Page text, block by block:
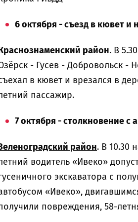
6 октября - съезд в кювет и
район. В
- Гусев - Добровольск -
в кювет и врезался в
пассажир.
7 октября - столкновение с
район. В 10.30
водитель «Ивеко»
экскаватора с
«Ивеко»,
повреждения, 58-